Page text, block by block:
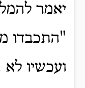
יאמר
"התכבדו
ועכשיו לא